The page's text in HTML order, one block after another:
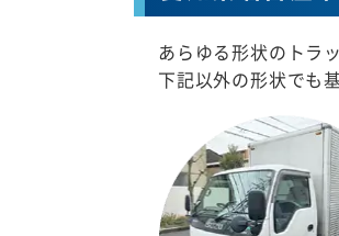
あらゆる形状のトラ
下記以外の形状でも